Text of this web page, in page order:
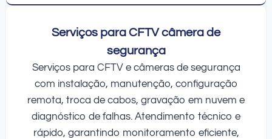
Serviços para CFTV câmera de
segurança
Serviços para CFTV e câmeras de segurança
com instalação, manutenção, configuração
remota, troca de cabos, gravação em nuvem e
diagnóstico de falhas. Atendimento técnico e
rápido, garantindo monitoramento eficiente,